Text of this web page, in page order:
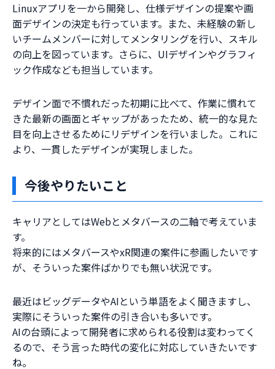
Linuxアプリを一から開発し、仕様デザインの提案や画
面デザインの決定も行っています。また、未経験の新し
いチームメンバーに対してメンタリングを行い、スキル
の向上を図っています。さらに、UIデザインやグラフィ
ック作成なども担当しています。
デザイン面で不慣れだった初期に比べて、作業に慣れて
きた最新の画面とギャップがあったため、統一的な見た
目を向上させるためにリデザインを行いました。これに
より、一貫したデザインが実現しました。
今後やりたいこと
キャリアとしてはWebとメタバースの二軸で考えていま
す。
将来的にはメタバースやxR関連の案件に参画したいです
が、そういった案件ばかりでも無い状況です。
最近はビッグデータやAIという単語をよく聞きますし、
実際にそういった案件の引き合いも多いです。
AIの台頭によって開発者に求められる役割は変わってく
るので、そう言った時代の変化に対応していきたいです
ね。